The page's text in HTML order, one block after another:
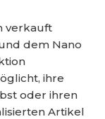
verkauft
dem Nano
ihre
oder ihren
Artikel